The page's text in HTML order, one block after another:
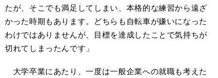
たが、そこでも満足してしまい、本格的な練習から遠ざ
かった時期もあります。どちらも自転車が嫌いになった
わけではありませんが、目標を達成したことで気持ちが
切れてしまったんです」
大学卒業にあたり、一度は一般企業への就職も考えた